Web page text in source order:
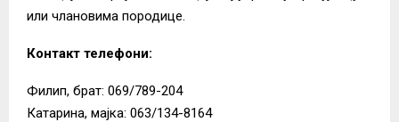
или члановима породице.
Контакт телефони:
Филип, брат: 069/789-204
Катарина, мајка: 063/134-8164